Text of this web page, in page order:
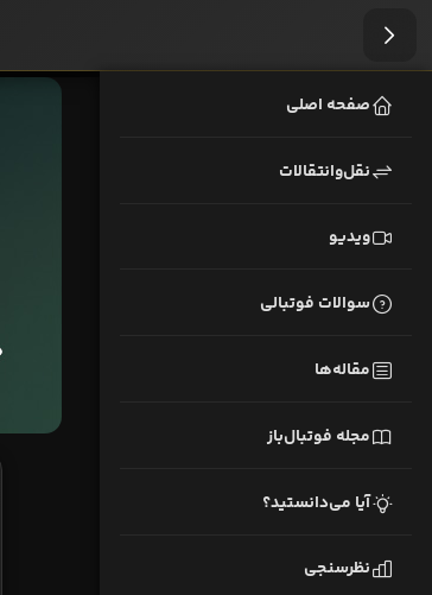
صفحه اصلی
نقل‌وانتقالات
ویدیو
سوالات فوتبالی
مقاله‌ها
مجله فوتبال‌باز
آیا می‌دانستید؟
نظرسنجی